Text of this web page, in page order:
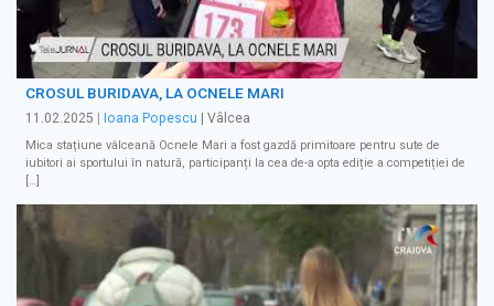
CROSUL BURIDAVA, LA OCNELE MARI
11.02.2025 Ioana Popescu | Vâlcea
Mica stațiune vâlceană Ocnele Mari a fost gazdă primitoare pentru sute de
iubitori ai sportului în natură, participanți la cea de-a opta ediție a competiției de
[…]